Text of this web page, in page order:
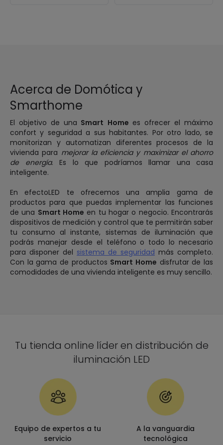
Acerca de Domótica y
Smarthome
El objetivo de una Smart Home es ofrecer el máximo
confort y seguridad a sus habitantes. Por otro lado, se
monitorizan y automatizan diferentes procesos de la
vivienda para mejorar la eficiencia y maximizar el ahorro
de energía. Es lo que podríamos llamar una casa
inteligente.
En efectoLED te ofrecemos una amplia gama de
productos para que puedas implementar las funciones
de una Smart Home en tu hogar o negocio. Encontrarás
dispositivos de medición y control que te permitirán saber
tu consumo al instante, sistemas de iluminación que
podrás manejar desde el teléfono o todo lo necesario
para disponer del sistema de seguridad más completo.
Con la gama de productos Smart Home disfrutar de las
comodidades de una vivienda inteligente es muy sencillo.
Tu tienda online líder en distribución de
iluminación LED
Equipo de expertos a tu
servicio
A la vanguardia
tecnológica